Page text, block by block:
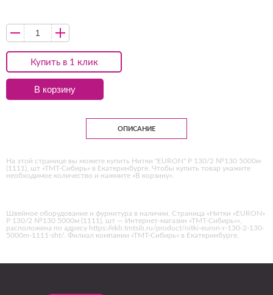
Купить в 1 клик
В корзину
ОПИСАНИЕ
На этой странице вы можете купить Нитки "EURON" Р 130/2 №130 5000м
(1111), шт «ТМТ-Сибирь» в Екатеринбурге. Чтобы купить товар укажите
необходимое количество и нажмите «В корзину».
Швейное оборудование и фурнитура в наличии. Страница «Нитки «EURON»
Р 130/2 №130 5000м (1111), шт — Интернет-магазин «ТМТ-Сибирь»»,
расположена по адресу https://ekb.tmtsib.ru/product/nitki-euron-r-130-2-130-
5000m-1111-sht/. Филиал компании «ТМТ-Сибирь» в Екатеринбурге.